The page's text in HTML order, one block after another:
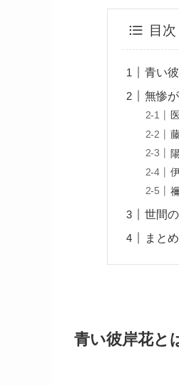
目次
青い
無惨
世間
まと
青い彼岸花と